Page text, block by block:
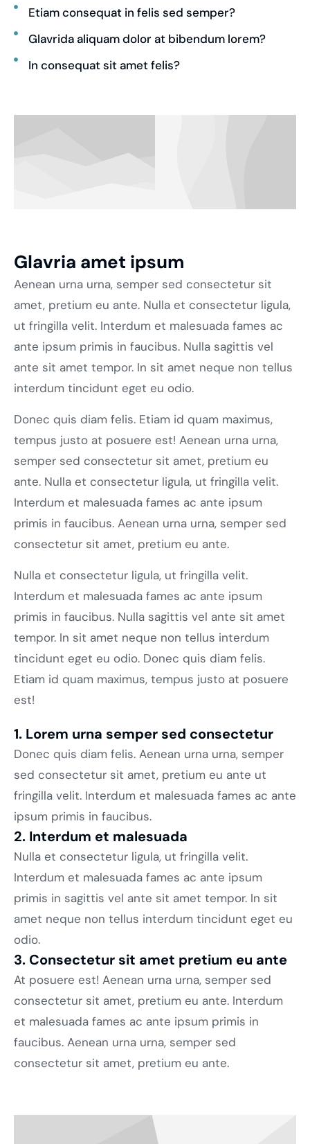
Etiam consequat in felis sed semper?
Glavrida aliquam dolor at bibendum lorem?
In consequat sit amet felis?
Glavria amet ipsum
Aenean urna urna, semper sed consectetur sit
amet, pretium eu ante. Nulla et consectetur ligula,
ut fringilla velit. Interdum et malesuada fames ac
ante ipsum primis in faucibus. Nulla sagittis vel
ante sit amet tempor. In sit amet neque non tellus
interdum tincidunt eget eu odio.
Donec quis diam felis. Etiam id quam maximus,
tempus justo at posuere est! Aenean urna urna,
semper sed consectetur sit amet, pretium eu
ante. Nulla et consectetur ligula, ut fringilla velit.
Interdum et malesuada fames ac ante ipsum
primis in faucibus. Aenean urna urna, semper sed
consectetur sit amet, pretium eu ante.
Nulla et consectetur ligula, ut fringilla velit.
Interdum et malesuada fames ac ante ipsum
primis in faucibus. Nulla sagittis vel ante sit amet
tempor. In sit amet neque non tellus interdum
tincidunt eget eu odio. Donec quis diam felis.
Etiam id quam maximus, tempus justo at posuere
est!
1. Lorem urna semper sed consectetur
Donec quis diam felis. Aenean urna urna, semper
sed consectetur sit amet, pretium eu ante ut
fringilla velit. Interdum et malesuada fames ac ante
ipsum primis in faucibus.
2. Interdum et malesuada
Nulla et consectetur ligula, ut fringilla velit.
Interdum et malesuada fames ac ante ipsum
primis in sagittis vel ante sit amet tempor. In sit
amet neque non tellus interdum tincidunt eget eu
odio.
3. Consectetur sit amet pretium eu ante
At posuere est! Aenean urna urna, semper sed
consectetur sit amet, pretium eu ante. Interdum
et malesuada fames ac ante ipsum primis in
faucibus. Aenean urna urna, semper sed
consectetur sit amet, pretium eu ante.